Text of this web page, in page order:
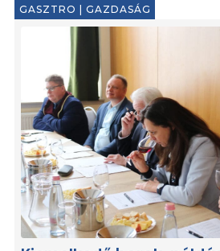
GASZTRO | GAZDASÁG